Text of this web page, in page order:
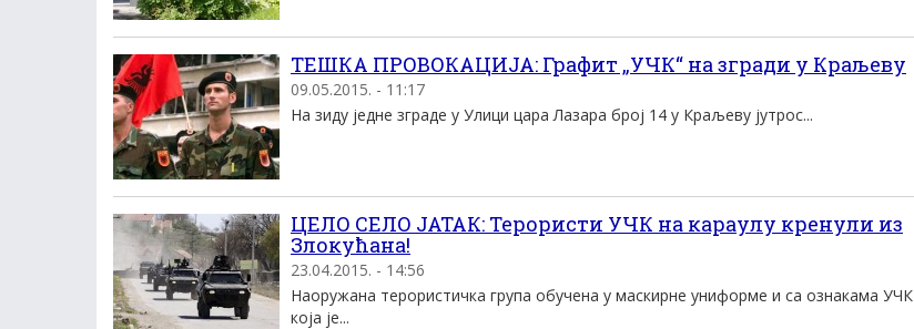
ТЕШКА ПРОВОКАЦИЈА: Графит „УЧК“ на згради у Краљеву
09.05.2015. - 11:17
На зиду једне зграде у Улици цара Лазара број 14 у Краљеву јутрос...
ЦЕЛО СЕЛО ЈАТАК: Терористи УЧК на караулу кренули из
Злокућана!
23.04.2015. - 14:56
Наоружана терористичка група обучена у маскирне униформе и са ознакама УЧК
која је...